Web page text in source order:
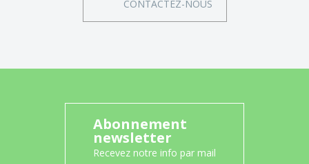
CONTACTEZ-NOUS
Abonnement
newsletter
Recevez notre info par mail